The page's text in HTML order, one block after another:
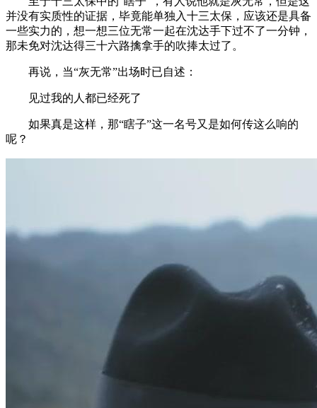
并没有实质性的证据，毕竟能单独入十三太保，应该还是具备
一些实力的，想一想三位无常一起在沈达手下过不了一分钟，
那未免对沈达得三十六路擒拿手的吹捧太过了。
再说，当“灰无常”出场时已自述：
见过我的人都已经死了
如果真是这样，那“瞎子”这一名号又是如何传这么响的
呢？